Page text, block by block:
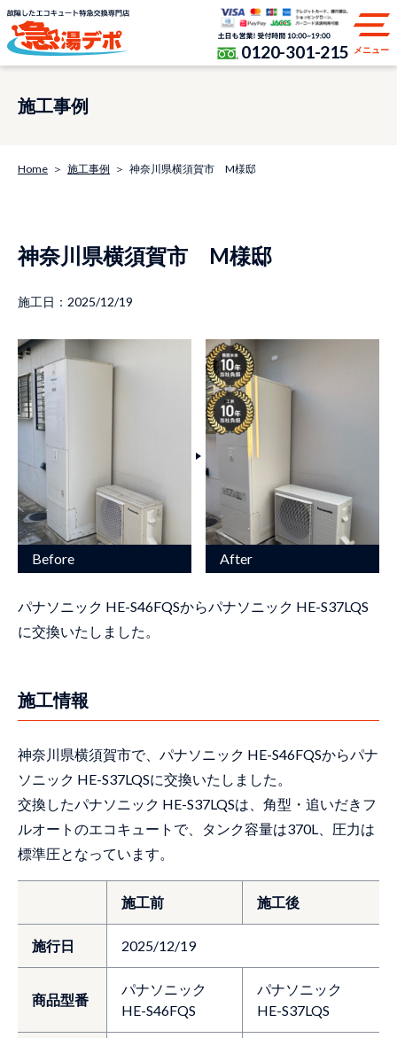
0120-301-215 メニュー
施工事例
Home 施工事例 神奈川県横須賀市 M様邸
神奈川県横須賀市 M様邸
施工日：2025/12/19
パナソニック HE-S46FQSからパナソニック HE-S37LQS
に交換いたしました。
施工情報
神奈川県横須賀市で、パナソニック HE-S46FQSからパナ
ソニック HE-S37LQSに交換いたしました。
交換したパナソニック HE-S37LQSは、角型・追いだきフ
ルオートのエコキュートで、タンク容量は370L、圧力は
標準圧となっています。
施工前 施工後
施行日 2025/12/19
商品型番
パナソニック
HE-S46FQS
パナソニック
HE-S37LQS